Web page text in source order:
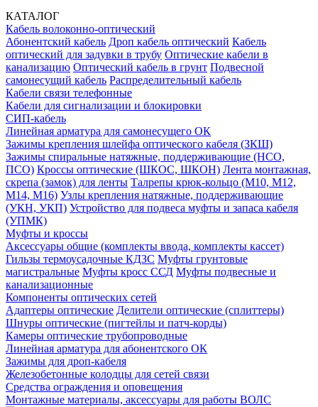
КАТАЛОГ
Кабель волоконно-оптический
Абонентский кабель Дроп кабель оптический Кабель
оптический для задувки в трубу Оптические кабели в
канализацию Оптический кабель в грунт Подвесной
самонесущий кабель Распределительный кабель
Кабели связи телефонные
Кабели для сигнализации и блокировки
СИП-кабель
Линейная арматура для самонесущего ОК
Зажимы крепления шлейфа оптического кабеля (ЗКШ)
Зажимы спиральные натяжные, поддерживающие (НСО,
ПСО) Кроссы оптические (ШКОС, ШКОН) Лента монтажная,
скрепа (замок) для ленты Талрепы крюк-кольцо (М10, М12,
М14, М16) Узлы крепления натяжные, поддерживающие
(УКН, УКП) Устройство для подвеса муфты и запаса кабеля
(УПМК)
Муфты и кроссы
Аксессуары общие (комплекты ввода, комплекты кассет)
Гильзы термоусадочные КДЗС Муфты грунтовые
магистральные Муфты кросс ССД Муфты подвесные и
канализационные
Компоненты оптических сетей
Адаптеры оптические Делители оптические (сплиттеры)
Шнуры оптические (пигтейлы и патч-корды)
Камеры оптические трубопроводные
Линейная арматура для абонентского ОК
Зажимы для дроп-кабеля
Железобетонные колодцы для сетей связи
Средства ограждения и оповещения
Монтажные материалы, аксессуары для работы ВОЛС